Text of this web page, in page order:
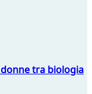
tra biologia